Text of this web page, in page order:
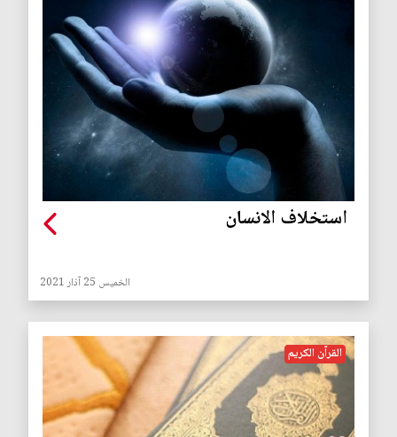
استخلاف الانسان
الخميس 25 آذار 2021
القرآن الكريم